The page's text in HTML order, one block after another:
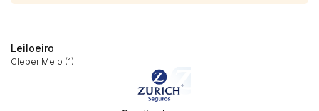
Leiloeiro
Cleber Melo (1)